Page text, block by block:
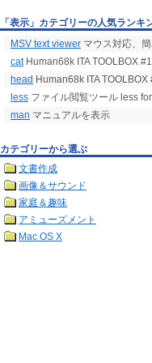
「表示」カテゴリーの人気ランキ
MSV text viewer マウス対応、
catHuman68k ITA TOOLBOX
head Human68k ITA
less ファイル閲覧ツール less
man マニュアルを表示
カテゴリーから選ぶ
文書作成
画像＆サウンド
家庭＆趣味
アミューズメント
Mac OS X